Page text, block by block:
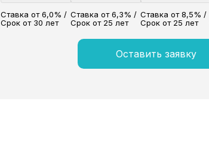
Ставка от 6,0% /
Срок от 30 лет
Ставка от 6,3% /
Срок от 25 лет
Ставка от 8,5% /
Срок от 25 лет
Оставить заявку